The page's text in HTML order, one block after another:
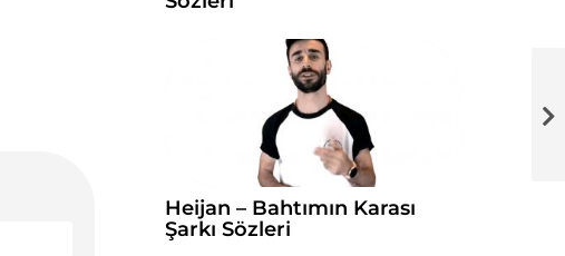
Heijan – Bahtımın Karası
Şarkı Sözleri